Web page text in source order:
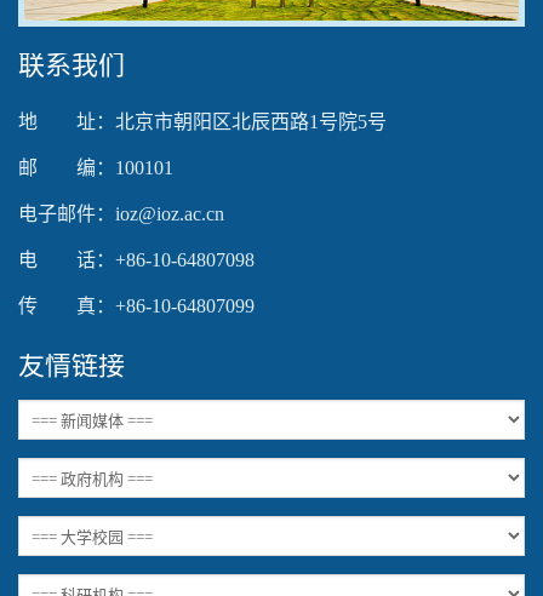
联系我们
地 址：北京市朝阳区北辰西路1号院5号
邮 编：100101
电子邮件：ioz@ioz.ac.cn
电 话：+86-10-64807098
传 真：+86-10-64807099
友情链接